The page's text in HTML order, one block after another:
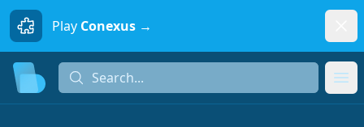
Play Conexus →
Search...